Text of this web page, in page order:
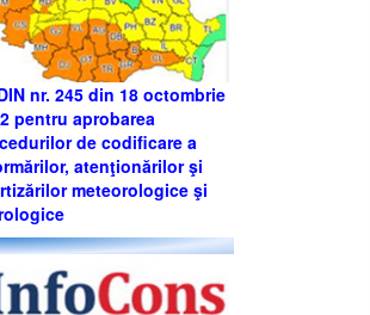
nr. 245 din 18 octombrie
pentru aprobarea
de codificare a
atenţionărilor şi
meteorologice şi